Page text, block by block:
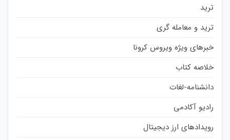
ترید
ترید و معامله گری
خبرهای ویژه ویروس کرونا
خلاصه کتاب
دانشنامه-لغات
رادیو آکادمی
رویدادهای ارز دیجیتال